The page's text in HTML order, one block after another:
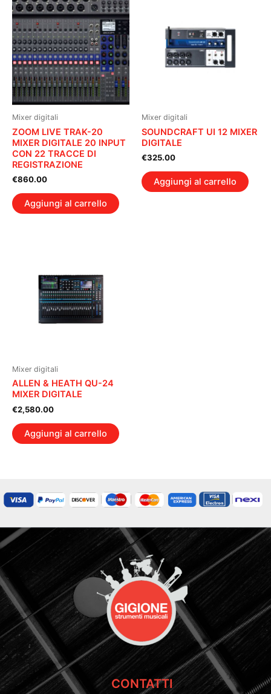
Mixer digitali
ZOOM LIVE TRAK-20
MIXER DIGITALE 20 INPUT
CON 22 TRACCE DI
REGISTRAZIONE
€860.00
Aggiungi al carrello
Mixer digitali
SOUNDCRAFT UI 12 MIXER
DIGITALE
€325.00
Aggiungi al carrello
Mixer digitali
ALLEN & HEATH QU-24
MIXER DIGITALE
€2,580.00
Aggiungi al carrello
CONTATTI